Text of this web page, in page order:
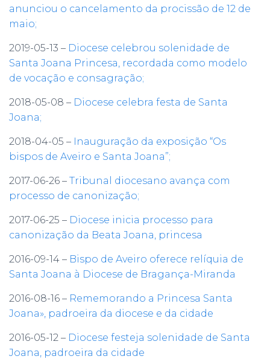
anunciou o cancelamento da procissão de 12 de
maio;
2019-05-13 – Diocese celebrou solenidade de
Santa Joana Princesa, recordada como modelo
de vocação e consagração;
2018-05-08 – Diocese celebra festa de Santa
Joana;
2018-04-05 – Inauguração da exposição “Os
bispos de Aveiro e Santa Joana”;
2017-06-26 – Tribunal diocesano avança com
processo de canonização;
2017-06-25 – Diocese inicia processo para
canonização da Beata Joana, princesa
2016-09-14 – Bispo de Aveiro oferece relíquia de
Santa Joana à Diocese de Bragança-Miranda
2016-08-16 – Rememorando a Princesa Santa
Joana», padroeira da diocese e da cidade
2016-05-12 – Diocese festeja solenidade de Santa
Joana, padroeira da cidade